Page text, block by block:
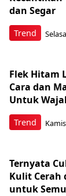
Trend
dan Segar
Trend
Flek Hitam
Cara dan
Untuk
Ternyata
Kulit Cerah
untuk